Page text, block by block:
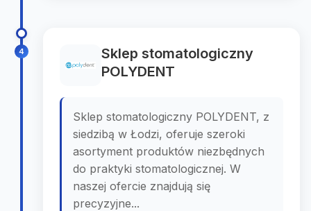
4
Sklep stomatologiczny
POLYDENT
Sklep stomatologiczny POLYDENT, z
siedzibą w Łodzi, oferuje szeroki
asortyment produktów niezbędnych
do praktyki stomatologicznej. W
naszej ofercie znajdują się
precyzyjne...